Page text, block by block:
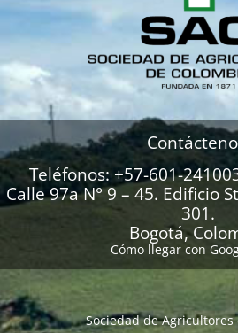
Teléfonos: +57-601-
Calle 97a N° 9 – 45. Edificio
301.
Bogotá,
Cómo llegar con
Sociedad de Agricultores